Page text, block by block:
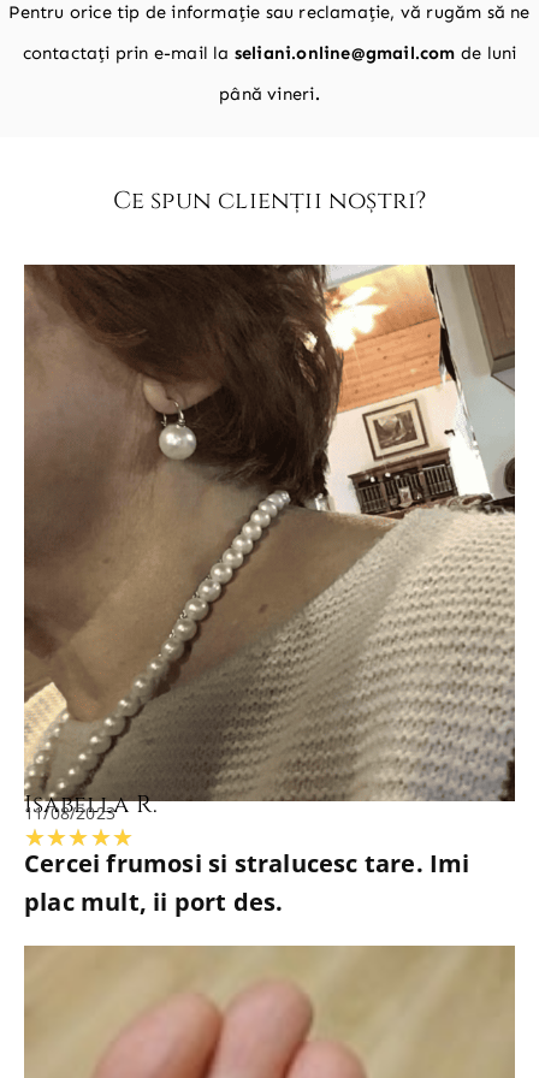
Pentru orice tip de informație sau reclamație, vă rugăm să ne
contactați prin e-mail la seliani.online@gmail.com de luni
până vineri.
Ce spun clienții noștri?​
Isabella R.
11/08/2023
★★★★★
la
5
din
Cercei frumosi si stralucesc tare. Imi
plac mult, ii port des.